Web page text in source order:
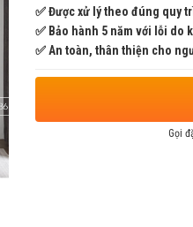
✅ Được xử lý theo đúng quy
✅ Bảo hành 5 năm với lỗi do
✅ An toàn, thân thiện cho
Gọi